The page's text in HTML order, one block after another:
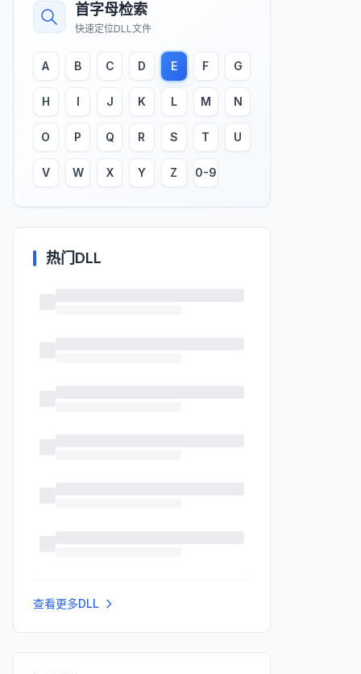
首字母检索
快速定位DLL文件
A B C D E F G
H I J K L M N
O P Q R S T U
V W X Y Z 0-9
热门DLL
查看更多DLL